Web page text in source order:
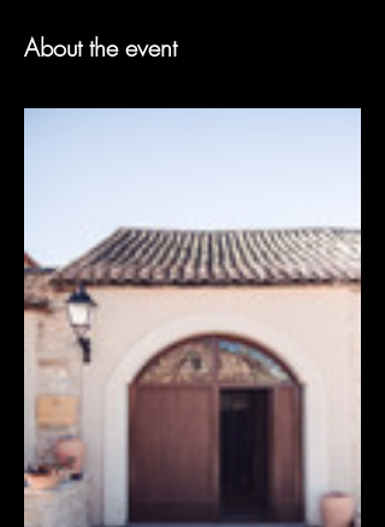
About the event